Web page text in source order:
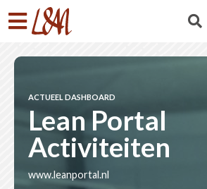
ACTUEEL DASHBOARD
Lean Portal
Activiteiten
www.leanportal.nl